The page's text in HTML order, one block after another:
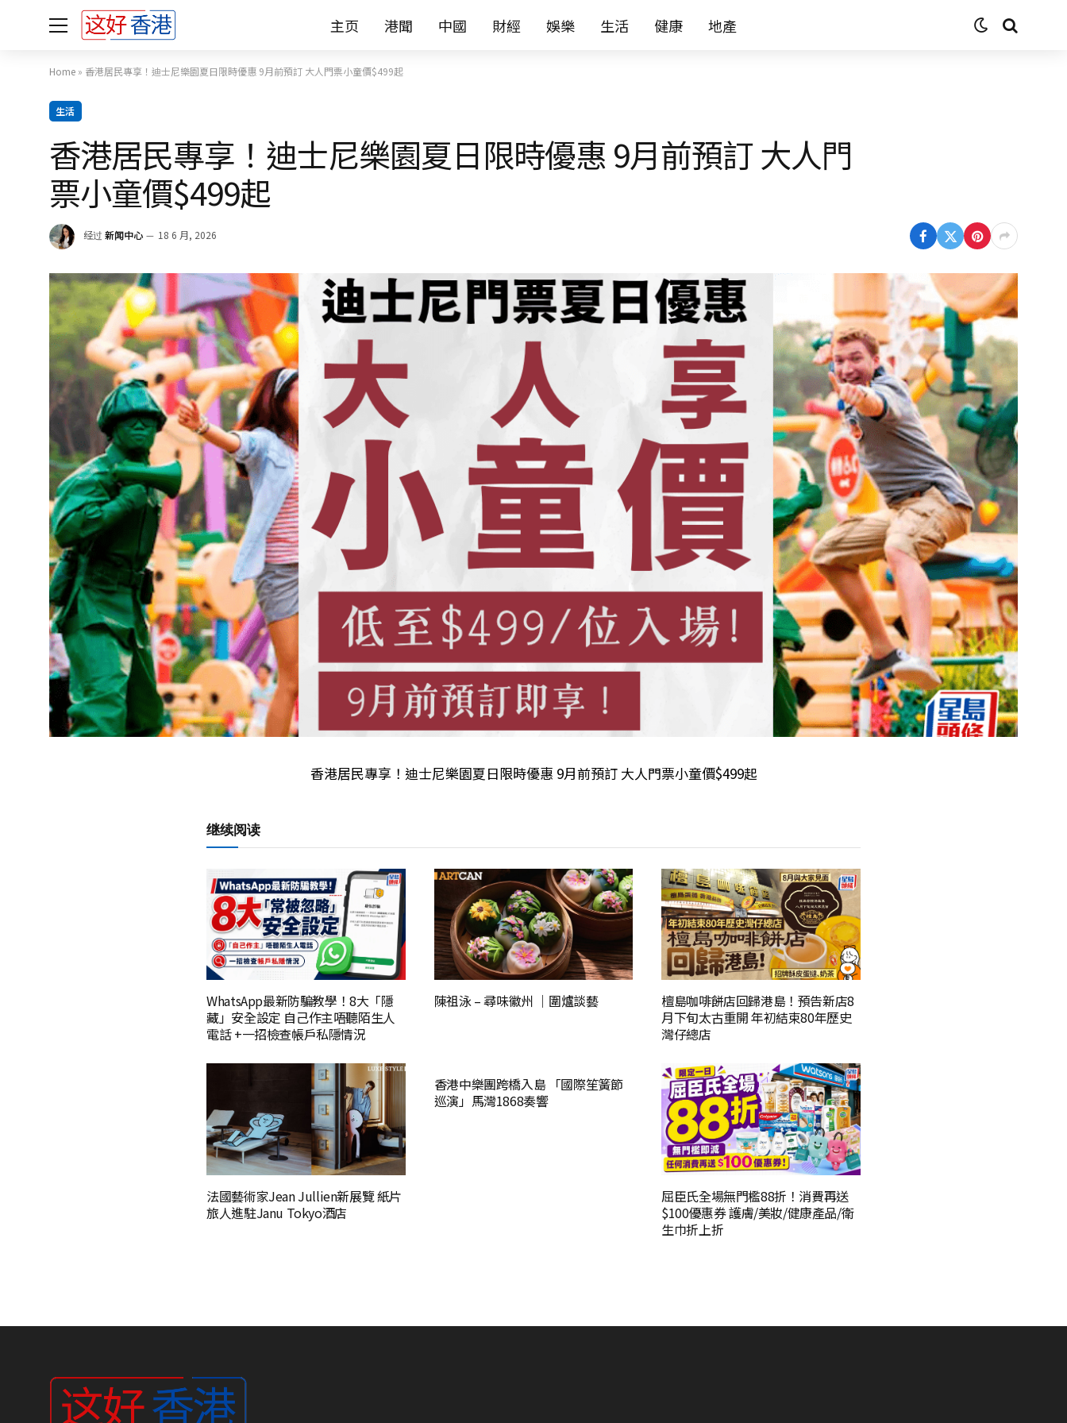
主页 港聞 中國 財經 娛樂 生活 健康 地產
Home » 香港居民專享！迪士尼樂園夏日限時優惠 9月前預訂 大人門票小童價$499起
生活
香港居民專享！迪士尼樂園夏日限時優惠 9月前預訂 大人門
票小童價$499起
经过 新闻中心 18 6 月, 2026
香港居民專享！迪士尼樂園夏日限時優惠 9月前預訂 大人門票小童價$499起
继续阅读
WhatsApp最新防騙教學！8大「隱
藏」安全設定 自己作主唔聽陌生人
電話 +一招檢查帳戶私隱情況
陳祖泳 – 尋味徽州 ｜圍爐談藝
檀島咖啡餅店回歸港島！預告新店8
月下旬太古重開 年初結束80年歷史
灣仔總店
法國藝術家Jean Jullien新展覽 紙片
旅人進駐Janu Tokyo酒店
香港中樂團跨橋入島 「國際笙簧節
巡演」馬灣1868奏響
屈臣氏全場無門檻88折！消費再送
$100優惠券 護膚/美妝/健康產品/衛
生巾折上折